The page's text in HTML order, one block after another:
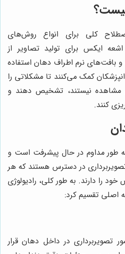
کلی برای انواع روش‌های
ایکس برای تولید تصاویر از
بافت‌های نرم اطراف دهان استفاده
کمک می‌کنند تا مشکلاتی را
مشاهده نیستند، تشخیص دهند و
کنند.
به طور مداوم در حال پیشرفت است و
در دسترس هستند که هر
را دارند. به طور کلی، رادیولوژی
اصلی تقسیم کرد:
تصویربرداری در داخل دهان قرار